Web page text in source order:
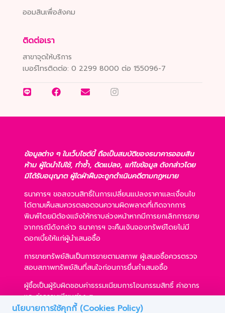
นโยบายการใช้คุกกี้ (Cookies Policy)
ออมสินเพื่อสังคม
ติดต่อเรา
สาขาจุดให้บริการ
เบอร์โทรติดต่อ: 0 2299 8000 ต่อ 155096-7
ข้อมูลต่าง ๆ ในเว็บไซต์นี้ ถือเป็นสมบัติของธนาคารออมสิน
ห้าม ผู้ใดนำไปใช้, ทำซ้ำ, ดัดแปลง, แก้ไขข้อมูล ดังกล่าวโดย
มิได้รับอนุญาต ผู้ใดฝ่าฝืนจะถูกดำเนินคดีตามกฎหมาย
ธนาคารฯ ขอสงวนสิทธิ์ในการเปลี่ยนแปลงราคาและเงื่อนไข
ได้ตามเห็นสมควรตลอดจนความผิดพลาดที่เกิดจากการ
พิมพ์โดยมิต้องแจ้งให้ทราบล่วงหน้าหากมีการยกเลิกการขาย
จากกรณีดังกล่าว ธนาคารฯ จะคืนเงินจองทรัพย์โดยไม่มี
ดอกเบี้ยให้แก่ผู้นำเสนอซื้อ
การขายทรัพย์สินเป็นการขายตามสภาพ ผู้เสนอซื้อควรตรวจ
สอบสภาพทรัพย์สินที่สนใจก่อนการยื่นคำเสนอซื้อ
ผู้ซื้อเป็นผู้รับผิดชอบค่าธรรมเนียมการโอนกรรมสิทธิ์ ค่าอากร
และค่าธรรมเนียมต่าง ๆ